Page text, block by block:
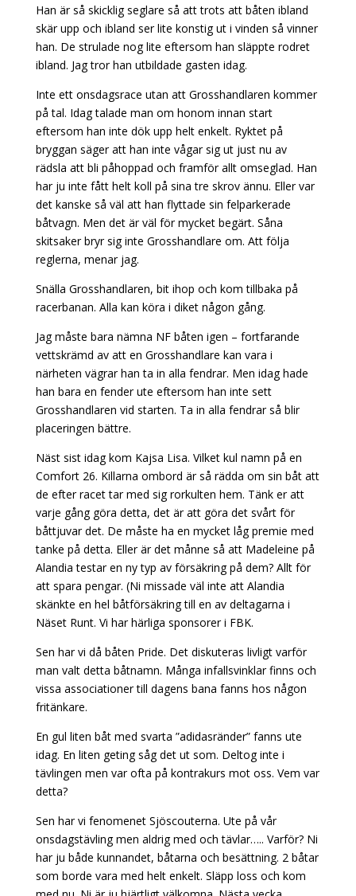
Han är så skicklig seglare så att trots att båten ibland
skär upp och ibland ser lite konstig ut i vinden så vinner
han. De strulade nog lite eftersom han släppte rodret
ibland. Jag tror han utbildade gasten idag.
Inte ett onsdagsrace utan att Grosshandlaren kommer
på tal. Idag talade man om honom innan start
eftersom han inte dök upp helt enkelt. Ryktet på
bryggan säger att han inte vågar sig ut just nu av
rädsla att bli påhoppad och framför allt omseglad. Han
har ju inte fått helt koll på sina tre skrov ännu. Eller var
det kanske så väl att han flyttade sin felparkerade
båtvagn. Men det är väl för mycket begärt. Såna
skitsaker bryr sig inte Grosshandlare om. Att följa
reglerna, menar jag.
Snälla Grosshandlaren, bit ihop och kom tillbaka på
racerbanan. Alla kan köra i diket någon gång.
Jag måste bara nämna NF båten igen – fortfarande
vettskrämd av att en Grosshandlare kan vara i
närheten vägrar han ta in alla fendrar. Men idag hade
han bara en fender ute eftersom han inte sett
Grosshandlaren vid starten. Ta in alla fendrar så blir
placeringen bättre.
Näst sist idag kom Kajsa Lisa. Vilket kul namn på en
Comfort 26. Killarna ombord är så rädda om sin båt att
de efter racet tar med sig rorkulten hem. Tänk er att
varje gång göra detta, det är att göra det svårt för
båttjuvar det. De måste ha en mycket låg premie med
tanke på detta. Eller är det månne så att Madeleine på
Alandia testar en ny typ av försäkring på dem? Allt för
att spara pengar. (Ni missade väl inte att Alandia
skänkte en hel båtförsäkring till en av deltagarna i
Näset Runt. Vi har härliga sponsorer i FBK.
Sen har vi då båten Pride. Det diskuteras livligt varför
man valt detta båtnamn. Många infallsvinklar finns och
vissa associationer till dagens bana fanns hos någon
fritänkare.
En gul liten båt med svarta ”adidasränder” fanns ute
idag. En liten geting såg det ut som. Deltog inte i
tävlingen men var ofta på kontrakurs mot oss. Vem var
detta?
Sen har vi fenomenet Sjöscouterna. Ute på vår
onsdagstävling men aldrig med och tävlar….. Varför? Ni
har ju både kunnandet, båtarna och besättning. 2 båtar
som borde vara med helt enkelt. Släpp loss och kom